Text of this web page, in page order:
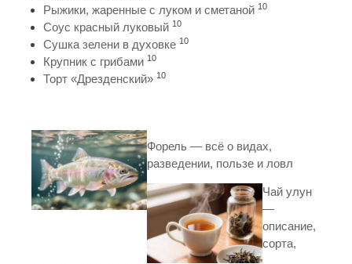
Рыжики, жаренные с луком и сметаной 10
Соус красный луковый 10
Сушка зелени в духовке 10
Крупник с грибами 10
Торт «Дрезденский» 10
Форель — всё о видах,
разведении, пользе и ловл
Чай улун
—
описание,
сорта,